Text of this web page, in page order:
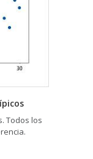
Todos los